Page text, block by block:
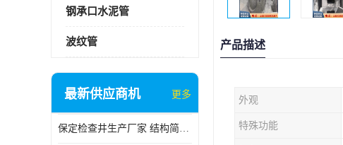
钢承口水泥管
波纹管
最新供应商机 更多
保定检查井生产厂家 结构简单易于安装
产品描述
外观
特殊功能